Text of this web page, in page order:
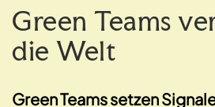
Green Teams
die Welt
Green Teams setzen